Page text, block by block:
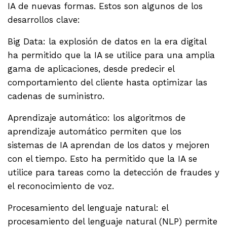
IA de nuevas formas. Estos son algunos de los
desarrollos clave:
Big Data: la explosión de datos en la era digital
ha permitido que la IA se utilice para una amplia
gama de aplicaciones, desde predecir el
comportamiento del cliente hasta optimizar las
cadenas de suministro.
Aprendizaje automático: los algoritmos de
aprendizaje automático permiten que los
sistemas de IA aprendan de los datos y mejoren
con el tiempo. Esto ha permitido que la IA se
utilice para tareas como la detección de fraudes y
el reconocimiento de voz.
Procesamiento del lenguaje natural: el
procesamiento del lenguaje natural (NLP) permite